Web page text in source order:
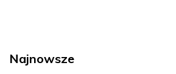
Najnowsze